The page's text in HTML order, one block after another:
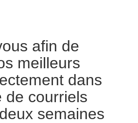
afin de
meilleurs
dans
de courriels
semaines